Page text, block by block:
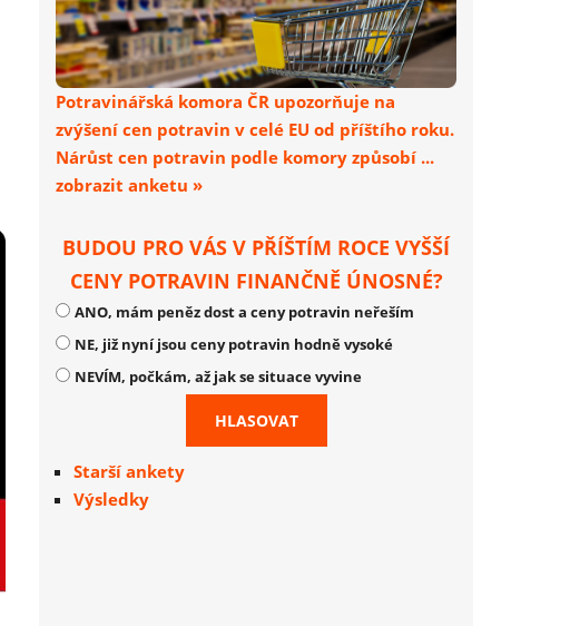
Potravinářská komora ČR upozorňuje na
zvýšení cen potravin v celé EU od příštího roku.
Nárůst cen potravin podle komory způsobí ...
zobrazit anketu »
BUDOU PRO VÁS V PŘÍŠTÍM ROCE VYŠŠÍ
CENY POTRAVIN FINANČNĚ ÚNOSNÉ?
ANO, mám peněz dost a ceny potravin neřeším
NE, již nyní jsou ceny potravin hodně vysoké
NEVÍM, počkám, až jak se situace vyvine
Starší ankety
Výsledky